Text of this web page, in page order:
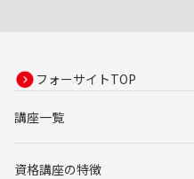
フォーサイトTOP
講座一覧
資格講座の特徴